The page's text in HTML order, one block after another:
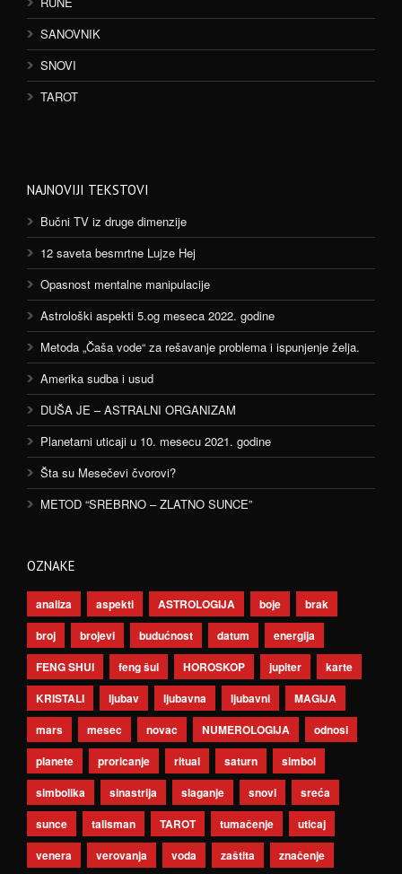
SANOVNIK
SNOVI
TAROT
NAJNOVIJI TEKSTOVI
Bučni TV iz druge dimenzije
12 saveta besmrtne Lujze Hej
Opasnost mentalne manipulacije
Astrološki aspekti 5.og meseca 2022. godine
Metoda „Čaša vode“ za rešavanje problema i ispunjenje želja.
Amerika sudba i usud
DUŠA JE – ASTRALNI ORGANIZAM
Planetarni uticaji u 10. mesecu 2021. godine
Šta su Mesečevi čvorovi?
METOD “SREBRNO – ZLATNO SUNCE”
OZNAKE
analiza aspekti ASTROLOGIJA boje
brak
broj
brojevi budućnost datum
energija
FENG SHUI
feng šui HOROSKOP jupiter
karte
KRISTALI
ljubav ljubavna ljubavni
MAGIJA
mars
mesec novac NUMEROLOGIJA
odnosi
planete
proricanje ritual saturn
simbol
simbolika
sinastrija slaganje snovi
sreća
sunce
talisman TAROT tumačenje
uticaj
venera
verovanja voda zaštita značenje